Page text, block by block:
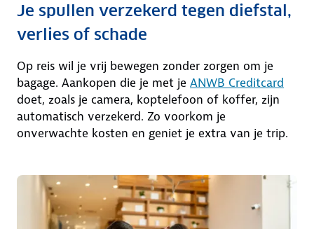
Je spullen verzekerd tegen diefstal,
verlies of schade
Op reis wil je vrij bewegen zonder zorgen om je
bagage. Aankopen die je met je ANWB Creditcard
doet, zoals je camera, koptelefoon of koffer, zijn
automatisch verzekerd. Zo voorkom je
onverwachte kosten en geniet je extra van je trip.